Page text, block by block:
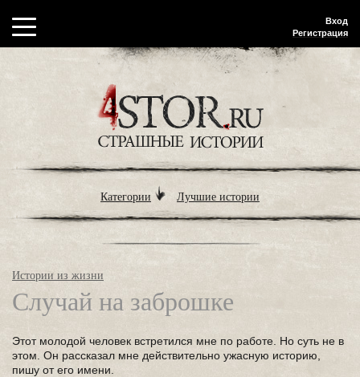
Вход
Регистрация
Категории Лучшие истории
Истории из жизни
Случай на заброшке
Этот молодой человек встретился мне по работе. Но суть не в
этом. Он рассказал мне действительно ужасную историю,
пишу от его имени.